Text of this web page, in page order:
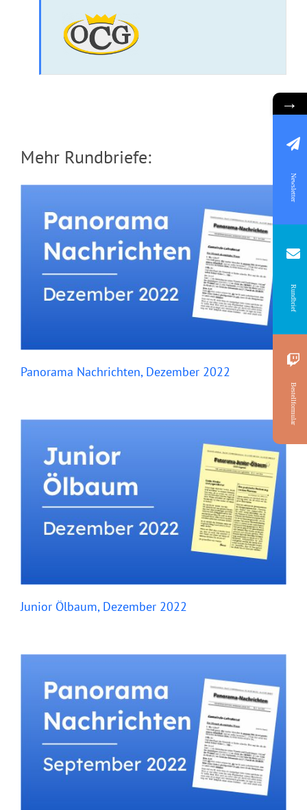
Mehr Rundbriefe:
Panorama Nachrichten, Dezember 2022
Junior Ölbaum, Dezember 2022
→
Newsletter
Rundbrief
Bestellformular